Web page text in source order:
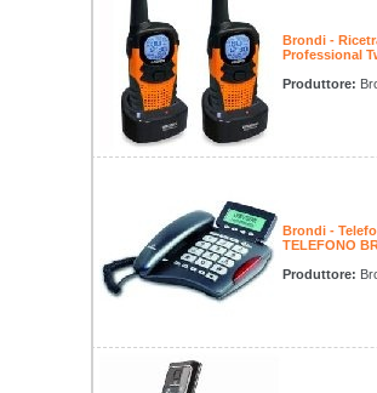
Brondi -
Professional
Produttore:
Brondi -
TELEFONO
Produttore: